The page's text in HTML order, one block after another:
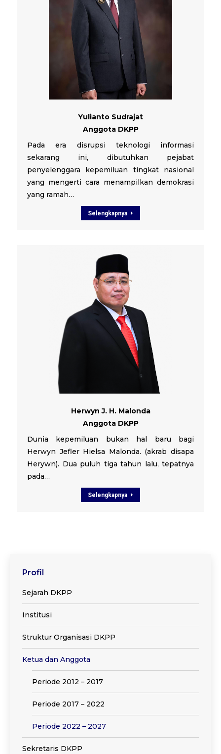
Yulianto Sudrajat
Anggota DKPP
Pada era disrupsi teknologi informasi
sekarang ini, dibutuhkan pejabat
penyelenggara kepemiluan tingkat nasional
yang mengerti cara menampilkan demokrasi
yang ramah…
Selengkapnya
Herwyn J. H. Malonda
Anggota DKPP
Dunia kepemiluan bukan hal baru bagi
Herwyn Jefler Hielsa Malonda. (akrab disapa
Herywn). Dua puluh tiga tahun lalu, tepatnya
pada…
Selengkapnya
Profil
Sejarah DKPP
Institusi
Struktur Organisasi DKPP
Ketua dan Anggota
Periode 2012 – 2017
Periode 2017 – 2022
Periode 2022 – 2027
Sekretaris DKPP